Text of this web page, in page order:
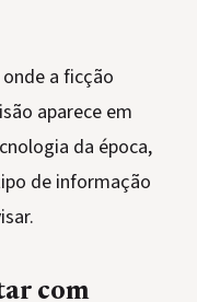
a ficção
aparece em
da época,
de informação
com